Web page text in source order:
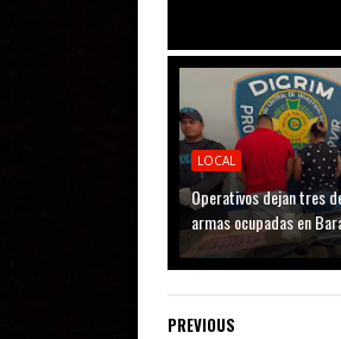
LOCAL
Operativos dejan tres
armas ocupadas en
PREVIOUS